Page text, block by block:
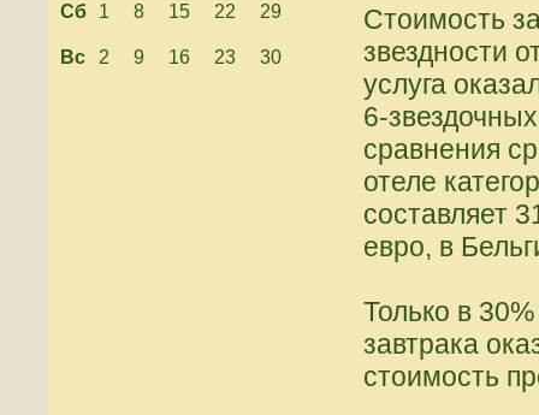
Сб 1 8 15 22 29
Вс 2 9 16 23 30
Стоимость
звездности
услуга
6-
сравнения
отеле
составляет
евро, в
Только в
завтрака
стоимость